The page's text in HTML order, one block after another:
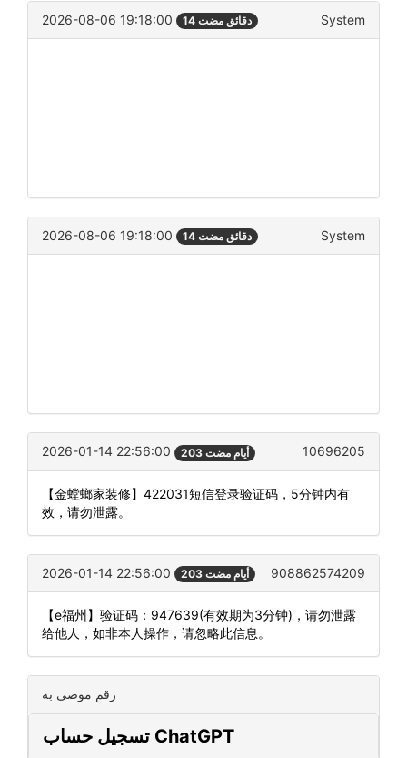
2026-08-06 19:18:00 14 دقائق مضت System
2026-08-06 19:18:00 14 دقائق مضت System
2026-01-14 22:56:00 203 أيام مضت 10696205
【金螳螂家装修】422031短信登录验证码，5分钟内有
效，请勿泄露。
2026-01-14 22:56:00 203 أيام مضت 908862574209
【e福州】验证码：947639(有效期为3分钟)，请勿泄露
给他人，如非本人操作，请忽略此信息。
رقم موصى به
تسجيل حساب ChatGPT